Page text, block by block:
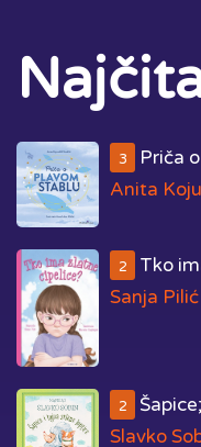
3
Priča
Anita
2
Tko
Sanja Pilić
2
Slavko